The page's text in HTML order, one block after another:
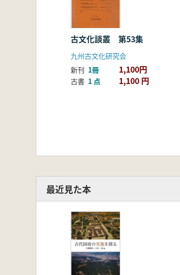
古文化談叢 第53集
九州古文化研究会
新刊 1冊 1,100円
古書 1 点 1,100 円
最近見た本